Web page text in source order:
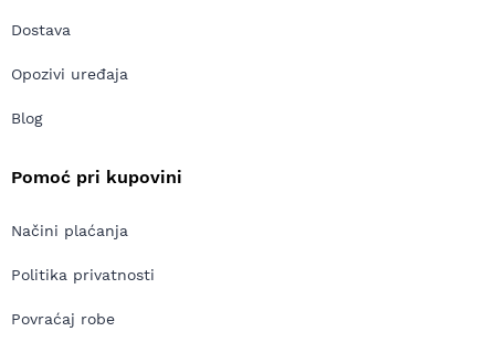
Dostava
Opozivi uređaja
Blog
Pomoć pri kupovini
Načini plaćanja
Politika privatnosti
Povraćaj robe